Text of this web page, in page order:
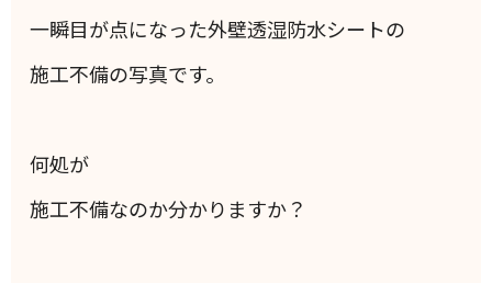
一瞬目が点になった外壁透湿防水シートの
施工不備の写真です。
何処が
施工不備なのか分かりますか？